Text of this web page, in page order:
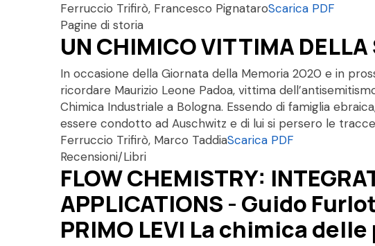
Ferruccio Trifirò, Francesco PignataroScarica PDF
Pagine di storia
UN CHIMICO VITTIMA
In occasione della Giornata della Memoria 2020 e in
ricordare Maurizio Leone Padoa, vittima
Chimica Industriale a Bologna. Essendo di famiglia
essere condotto ad Auschwitz e di lui si persero le
Ferruccio Trifirò, Marco TaddiaScarica PDF
Recensioni/Libri
FLOW CHEMISTRY:
APPLICATIONS - Guido
PRIMO LEVI La chimica